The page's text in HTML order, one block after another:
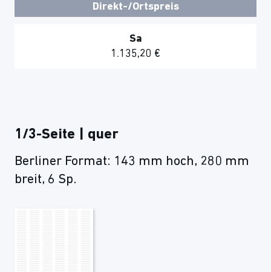
Direkt-/Ortspreis
Sa
1.135,20 €
1/3-Seite | quer
Berliner Format: 143 mm hoch, 280 mm
breit, 6 Sp.